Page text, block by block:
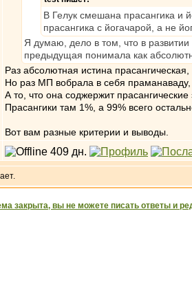
В Гелук смешана прасангика и
прасангика с йогачарой, а не
Я думаю, дело в том, что в
предыдущая понимала как
Раз абсолютная истина
Но раз МП вобрала в себя праманаваду,
А то, что она соджержит
Прасангики там 1%, а 99% всего
Вот вам разные критерии и выводы.